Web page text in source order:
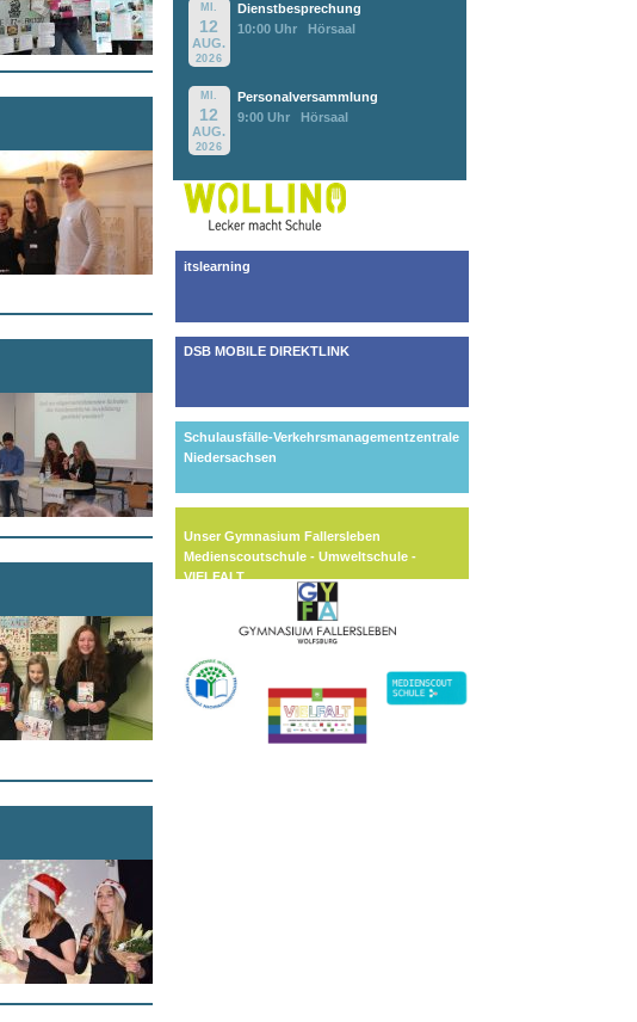
MI.
12
AUG.
2026
Dienstbesprechung
10:00 Uhr
Hörsaal
MI.
12
AUG.
2026
Personalversammlung
9:00 Uhr
Hörsaal
itslearning
DSB MOBILE DIREKTLINK
Schulausfälle-Verkehrsmanagementzentrale
Niedersachsen
Unser Gymnasium Fallersleben
Medienscoutschule - Umweltschule -
VIELFALT